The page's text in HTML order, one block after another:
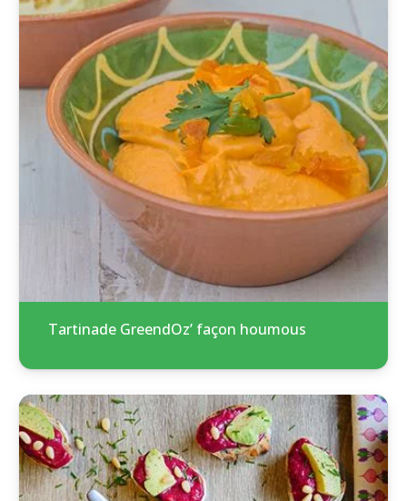
Tartinade GreendOz’ façon houmous